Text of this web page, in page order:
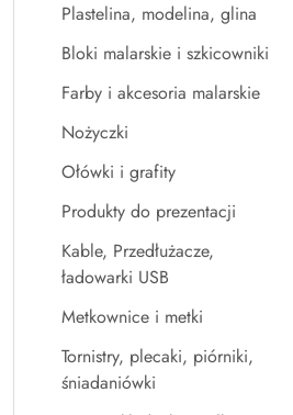
Plastelina, modelina, glina
Bloki malarskie i szkicowniki
Farby i akcesoria malarskie
Nożyczki
Ołówki i grafity
Produkty do prezentacji
Kable, Przedłużacze,
ładowarki USB
Metkownice i metki
Tornistry, plecaki, piórniki,
śniadaniówki